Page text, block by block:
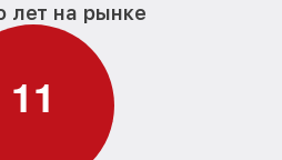
лет на рынке
11